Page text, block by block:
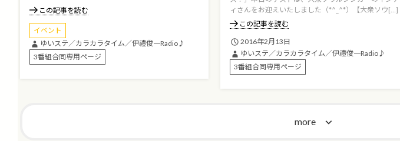
この記事を読む
イベント
ゆいステ／カラカラタイム／伊禮俊一Radio♪
3番組合同専用ページ
ィさんをお迎えいたしました（*^_^*）【大衆ソウ[…]
この記事を読む
2016年2月13日
ゆいステ／カラカラタイム／伊禮俊一Radio♪
3番組合同専用ページ
more